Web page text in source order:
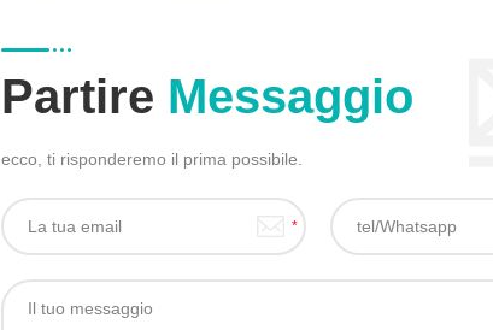
Partire Messaggio
ecco, ti risponderemo il prima possibile.